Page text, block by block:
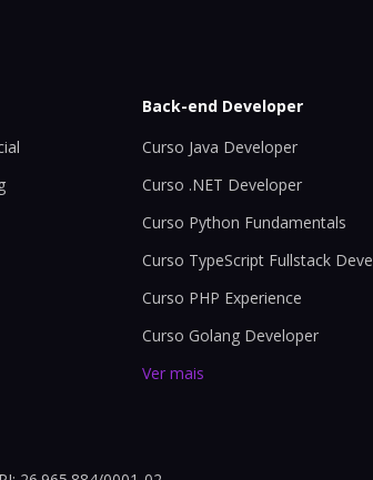
Back-end Developer
Curso Java Developer
Curso .NET Developer
Curso Python Fundamentals
Curso TypeScript Fullstack
Curso PHP Experience
Curso Golang Developer
Ver mais